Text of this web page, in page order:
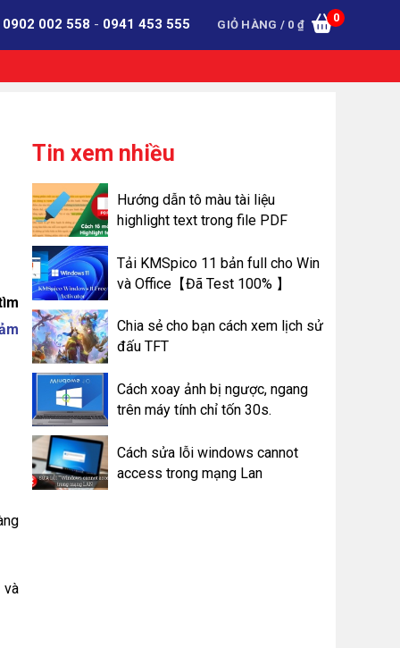
GIỎ HÀNG / 0 ₫
0
0902 002 558 - 0941 453 555
và
Tin xem nhiều
Hướng dẫn tô màu tài liệu
highlight text trong file PDF
Tải KMSpico 11 bản full cho Win
và Office【Đã Test 100% 】
Chia sẻ cho bạn cách xem lịch sử
đấu TFT
Cách xoay ảnh bị ngược, ngang
trên máy tính chỉ tốn 30s.
Cách sửa lỗi windows cannot
access trong mạng Lan